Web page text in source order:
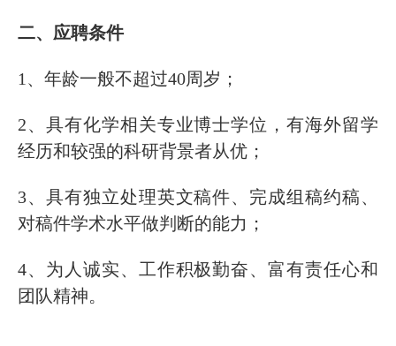
二、应聘条件
1、年龄一般不超过40周岁；
2、具有化学相关专业博士学位，有海外留学
经历和较强的科研背景者从优；
3、具有独立处理英文稿件、完成组稿约稿、
对稿件学术水平做判断的能力；
4、为人诚实、工作积极勤奋、富有责任心和
团队精神。